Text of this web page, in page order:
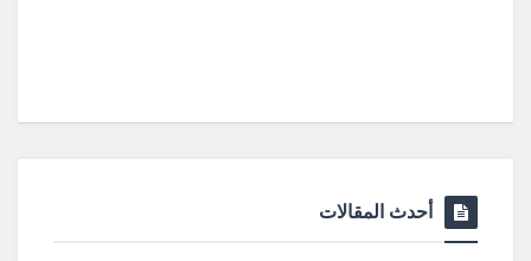
أحدث المقالات